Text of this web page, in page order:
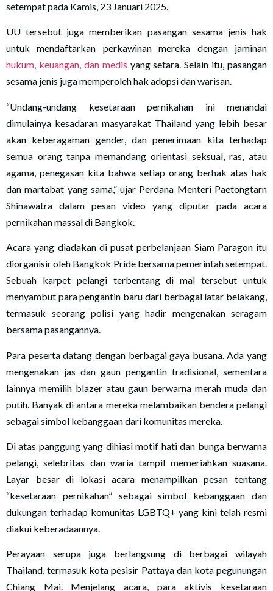
setempat pada Kamis, 23 Januari 2025.
UU tersebut juga memberikan pasangan sesama jenis hak
untuk mendaftarkan perkawinan mereka dengan jaminan
hukum, keuangan, dan medis yang setara. Selain itu, pasangan
sesama jenis juga memperoleh hak adopsi dan warisan.
“Undang-undang kesetaraan pernikahan ini menandai
dimulainya kesadaran masyarakat Thailand yang lebih besar
akan keberagaman gender, dan penerimaan kita terhadap
semua orang tanpa memandang orientasi seksual, ras, atau
agama, penegasan kita bahwa setiap orang berhak atas hak
dan martabat yang sama,” ujar Perdana Menteri Paetongtarn
Shinawatra dalam pesan video yang diputar pada acara
pernikahan massal di Bangkok.
Acara yang diadakan di pusat perbelanjaan Siam Paragon itu
diorganisir oleh Bangkok Pride bersama pemerintah setempat.
Sebuah karpet pelangi terbentang di mal tersebut untuk
menyambut para pengantin baru dari berbagai latar belakang,
termasuk seorang polisi yang hadir mengenakan seragam
bersama pasangannya.
Para peserta datang dengan berbagai gaya busana. Ada yang
mengenakan jas dan gaun pengantin tradisional, sementara
lainnya memilih blazer atau gaun berwarna merah muda dan
putih. Banyak di antara mereka melambaikan bendera pelangi
sebagai simbol kebanggaan dari komunitas mereka.
Di atas panggung yang dihiasi motif hati dan bunga berwarna
pelangi, selebritas dan waria tampil memeriahkan suasana.
Layar besar di lokasi acara menampilkan pesan tentang
“kesetaraan pernikahan” sebagai simbol kebanggaan dan
dukungan terhadap komunitas LGBTQ+ yang kini telah resmi
diakui keberadaannya.
Perayaan serupa juga berlangsung di berbagai wilayah
Thailand, termasuk kota pesisir Pattaya dan kota pegunungan
Chiang Mai. Menjelang acara, para aktivis kesetaraan